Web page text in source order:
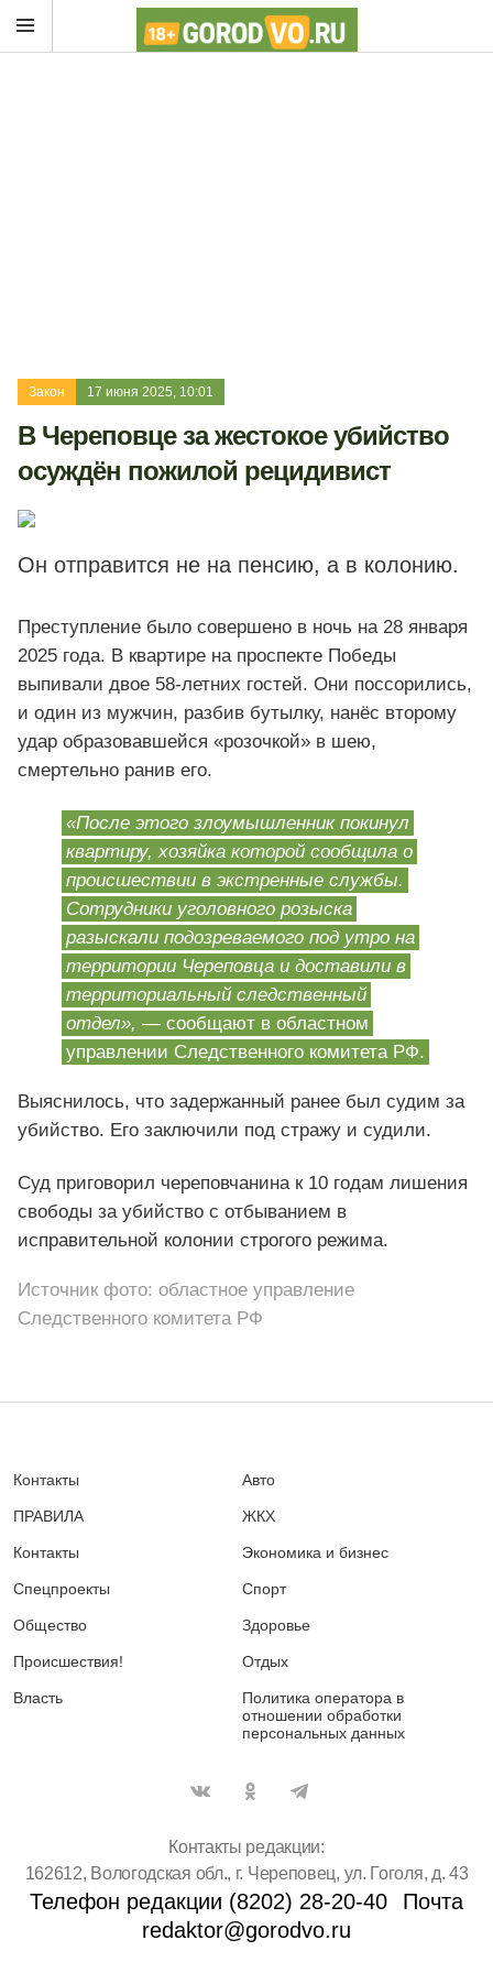
Закон 17 июня 2025, 10:01
В Череповце за жестокое убийство
осуждён пожилой рецидивист
Он отправится не на пенсию, а в колонию.
Преступление было совершено в ночь на 28 января
2025 года. В квартире на проспекте Победы
выпивали двое 58-летних гостей. Они поссорились,
и один из мужчин, разбив бутылку, нанёс второму
удар образовавшейся «розочкой» в шею,
смертельно ранив его.
«После этого злоумышленник покинул
квартиру, хозяйка которой сообщила о
происшествии в экстренные службы.
Сотрудники уголовного розыска
разыскали подозреваемого под утро на
территории Череповца и доставили в
территориальный следственный
отдел», — сообщают в областном
управлении Следственного комитета РФ.
Выяснилось, что задержанный ранее был судим за
убийство. Его заключили под стражу и судили.
Суд приговорил череповчанина к 10 годам лишения
свободы за убийство с отбыванием в
исправительной колонии строгого режима.
Источник фото: областное управление
Следственного комитета РФ
Контакты
ПРАВИЛА
Контакты
Спецпроекты
Общество
Происшествия!
Власть
Авто
ЖКХ
Экономика и бизнес
Спорт
Здоровье
Отдых
Политика оператора в
отношении обработки
персональных данных
Контакты редакции:
162612, Вологодская обл., г. Череповец, ул. Гоголя, д. 43
Телефон редакции (8202) 28-20-40
Почта
redaktor@gorodvo.ru